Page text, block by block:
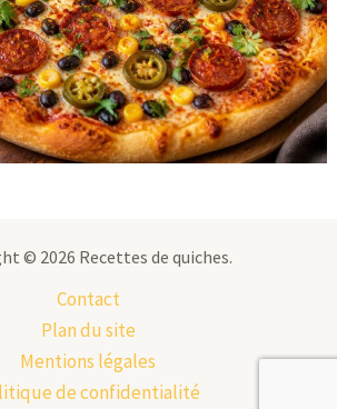
© 2026 Recettes de quiches.
Contact
Plan du site
Mentions légales
de confidentialité